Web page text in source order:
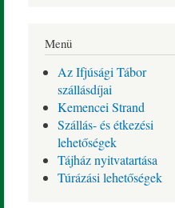
Menü
Az Ifjúsági Tábor
szállásdíjai
Kemencei Strand
Szállás- és étkezési
lehetőségek
Tájház nyitvatartása
Túrázási lehetőségek